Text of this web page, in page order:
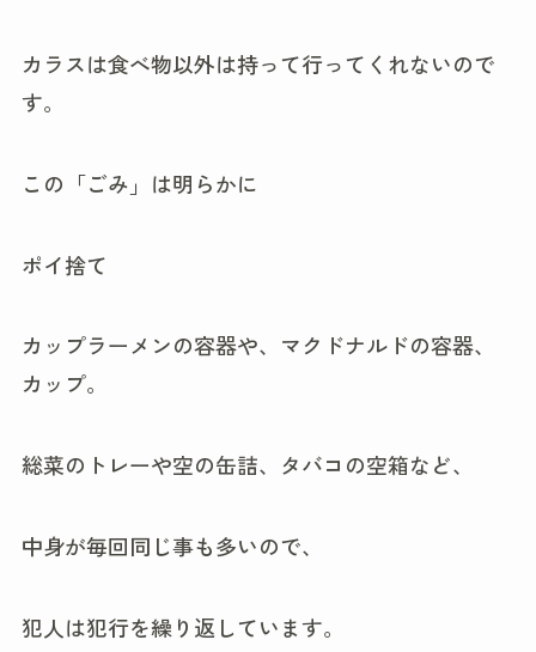
カラスは食べ物以外は持って行ってくれないので
す。
この「ごみ」は明らかに
ポイ捨て
カップラーメンの容器や、マクドナルドの容器、
カップ。
総菜のトレーや空の缶詰、タバコの空箱など、
中身が毎回同じ事も多いので、
犯人は犯行を繰り返しています。